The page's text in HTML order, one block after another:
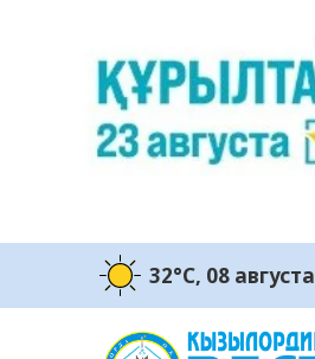
32°C, 08 августа